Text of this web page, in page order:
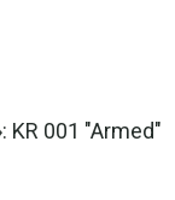
KR 001 "Armed"